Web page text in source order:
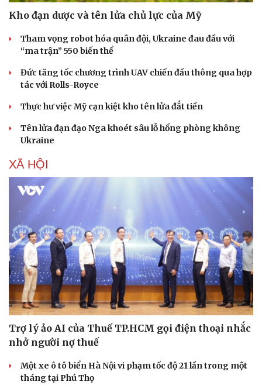
Kho đạn dược và tên lửa chủ lực của Mỹ
Tham vọng robot hóa quân đội, Ukraine đau đầu với
“ma trận” 550 biến thể
Đức tăng tốc chương trình UAV chiến đấu thông qua hợp
tác với Rolls-Royce
Thực hư việc Mỹ cạn kiệt kho tên lửa đắt tiền
Tên lửa đạn đạo Nga khoét sâu lỗ hổng phòng không
Ukraine
XÃ HỘI
Trợ lý ảo AI của Thuế TP.HCM gọi điện thoại nhắc
nhở người nợ thuế
Một xe ô tô biển Hà Nội vi phạm tốc độ 21 lần trong một
tháng tại Phú Thọ